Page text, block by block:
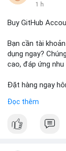
dịch vụ chuyên
1 h
Buy GitHub
Bạn cần tài
dụng ngay?
cao, đáp ứng nhu
Đặt hàng ngay
✅ Phản hồi trong
✅ WhatsApp: +1
✅ Telegram:
Đọc thêm